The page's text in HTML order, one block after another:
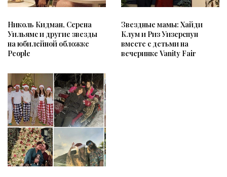
Николь Кидман, Серена
Уильямс и другие звезды
на юбилейной обложке
People
Звездные мамы: Хайди
Клум и Риз Уизерспун
вместе с детьми на
вечеринке Vanity Fair